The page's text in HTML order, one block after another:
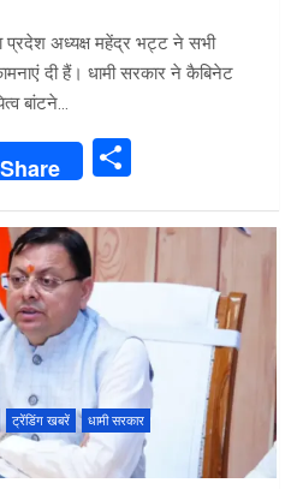
प्रदेश अध्यक्ष महेंद्र भट्ट ने सभी
दी हैं। धामी सरकार ने कैबिनेट
बांटने…
Share
ar
e
ट्रेंडिंग खबरें
धामी सरकार